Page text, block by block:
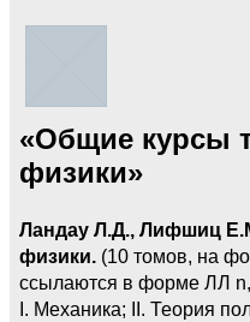
«Общие курсы
физики»
Ландау Л.Д., Лифшиц
физики. (10 томов, на
ссылаются в форме ЛЛ
I. Механика; II. Теория